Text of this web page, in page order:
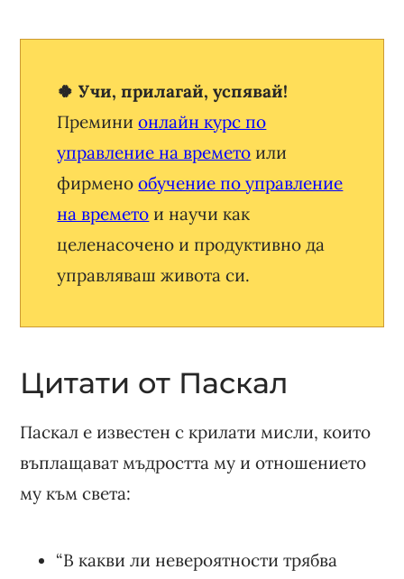
🍀 Учи, прилагай, успявай!
Преминионлайн курс по
управление на времето или
фирменообучение по управление
на времето и научи как
целенасочено и продуктивно да
управляваш живота си.
Цитати от Паскал
Паскал е известен с крилати мисли, които
въплащават мъдростта му и отношението
му към света:
“В какви ли невероятности трябва